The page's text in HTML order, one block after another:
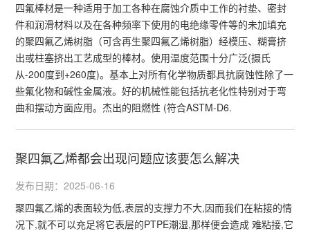
四氟棒材是一种适用于加工各种在腐蚀介质中工作的衬垫、密封
件和润滑材料以及在各种频率下使用的电绝缘零件等的未加填充
的聚四氟乙烯树脂（可含再生聚四氟乙烯树脂）经模压、糊膏挤
出或柱塞挤出工艺成型的棒材。使用温度范围十分广泛(摄氏
从-200度到+260度)。基本上对所有化学物质都具抗腐蚀性除了一
些氟化物和碱性金属液。好的机械性能包括抗老化性特别对于弯
曲和摆动方面应用。杰出的阻燃性 (符合ASTM-D6.
聚四氟乙烯都会出现问题应该要怎么解决
发布日期：2025-06-16
聚四氟乙烯的表面较为低,表层的支撑力不大,因而我们在粘接的情
况下,就不可以充足将它表层的PTPE潮湿,那样便会造成 难粘接,它